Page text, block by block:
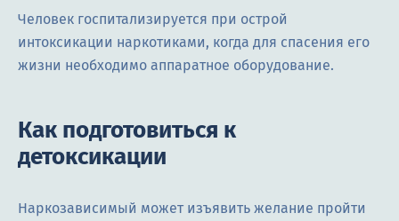
Человек госпитализируется при острой
интоксикации наркотиками, когда для спасения его
жизни необходимо аппаратное оборудование.
Как подготовиться к
детоксикации
Наркозависимый может изъявить желание пройти